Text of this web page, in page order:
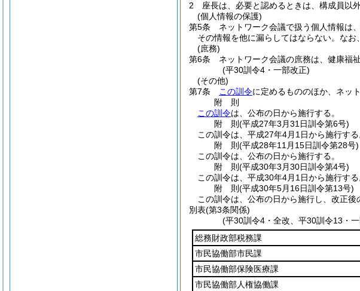
2
座長は、必要と認めるときは、構成員以
(個人情報の保護)
第5条
ネットワーク会議で扱う個人情報は
その情報を他に漏らしてはならない。 なお
(庶務)
第6条
ネットワーク会議の庶務は、健康福
(平30訓令4・一部改正)
(その他)
第7条
この訓令に定めるもののほか、ネッ
附 則
この訓令は、公布の日から施行する。
附 則(平成27年3月31日訓令第6号)
この訓令は、平成27年4月1日から施行する
附 則(平成28年11月15日訓令第28号)
この訓令は、公布の日から施行する。
附 則(平成30年3月30日訓令第4号)
この訓令は、平成30年4月1日から施行する
附 則(平成30年5月16日訓令第13号)
この訓令は、公布の日から施行し、改正
別表(第3条関係)
(平30訓令4・全改、平30訓令13・
総務財政部税務課
市民協働部市民課
市民協働部保険医療課
市民協働部人権協働課